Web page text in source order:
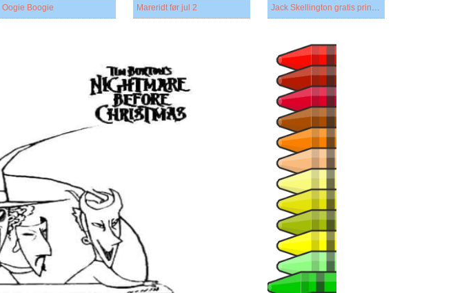
Oogie Boogie Mareridt før jul 2 Jack Skellington gratis printbar